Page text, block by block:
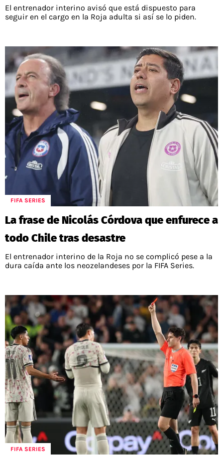
El entrenador interino avisó que está dispuesto para
seguir en el cargo en la Roja adulta si así se lo piden.
FIFA SERIES
La frase de Nicolás Córdova que enfurece a
todo Chile tras desastre
El entrenador interino de la Roja no se complicó pese a la
dura caída ante los neozelandeses por la FIFA Series.
FIFA SERIES